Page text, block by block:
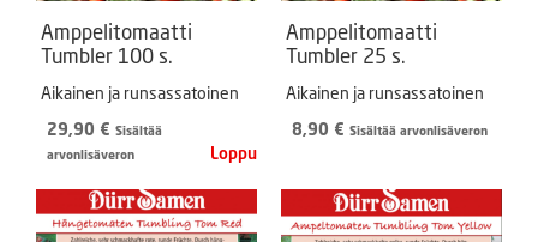
Amppelitomaatti
Tumbler 100 s.
Aikainen ja runsassatoinen
29,90 € Sisältää
arvonlisäveron
Amppelitomaatti
Tumbler 25 s.
Aikainen ja runsassatoinen
8,90 € Sisältää arvonlisäveron